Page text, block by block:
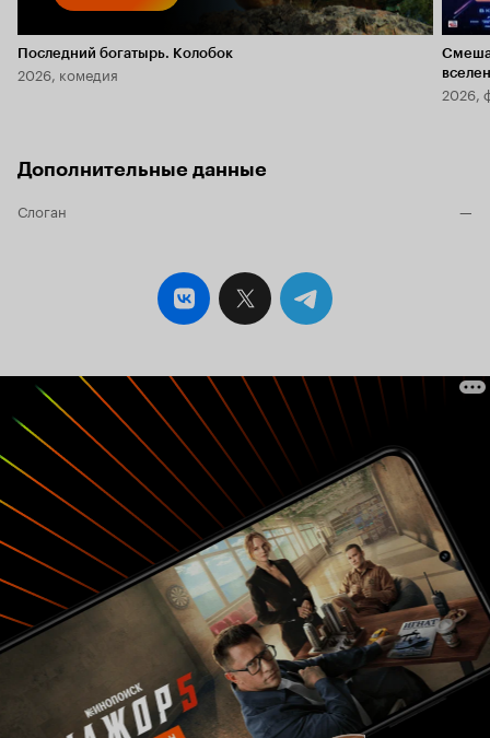
Последний богатырь. Колобок
2026, комедия
2026,
Дополнительные данные
Слоган —